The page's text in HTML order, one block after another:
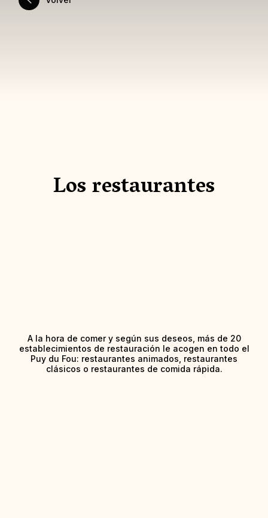
Los restaurantes
A la hora de comer y según sus deseos, más de 20
establecimientos de restauración le acogen en todo el
Puy du Fou: restaurantes animados, restaurantes
clásicos o restaurantes de comida rápida.